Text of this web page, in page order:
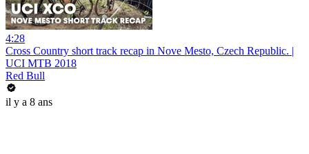
4:28
Cross Country short track recap in Nove Mesto, Czech Republic. |
UCI MTB 2018
Red Bull
il y a 8 ans